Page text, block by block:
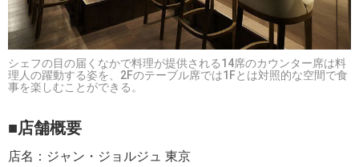
シェフの目の届くなかで料理が提供される14席のカウンター席は料
理人の躍動する姿を、2Fのテーブル席では1Fとは対照的な空間で食
事を楽しむことができる。
■店舗概要
店名：ジャン・ジョルジュ 東京